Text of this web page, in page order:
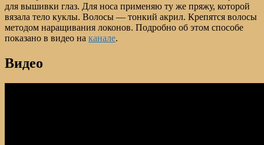
для вышивки глаз. Для носа применяю ту же пряжу, которой
вязала тело куклы. Волосы — тонкий акрил. Крепятся волосы
методом наращивания локонов. Подробно об этом способе
показано в видео на канале.
Видео